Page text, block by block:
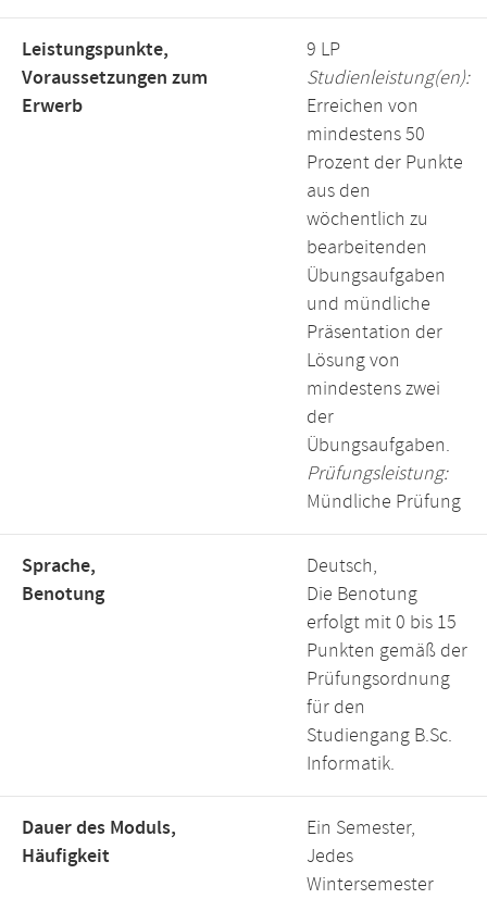
Leistungspunkte,
Voraussetzungen zum
Erwerb
9 LP
Studienleistung(en):
Erreichen von
mindestens 50
Prozent der Punkte
aus den
wöchentlich zu
bearbeitenden
Übungsaufgaben
und mündliche
Präsentation der
Lösung von
mindestens zwei
der
Übungsaufgaben.
Prüfungsleistung:
Mündliche Prüfung
Sprache,
Benotung
Deutsch,
Die Benotung
erfolgt mit 0 bis 15
Punkten gemäß der
Prüfungsordnung
für den
Studiengang B.Sc.
Informatik.
Dauer des Moduls,
Häufigkeit
Ein Semester,
Jedes
Wintersemester